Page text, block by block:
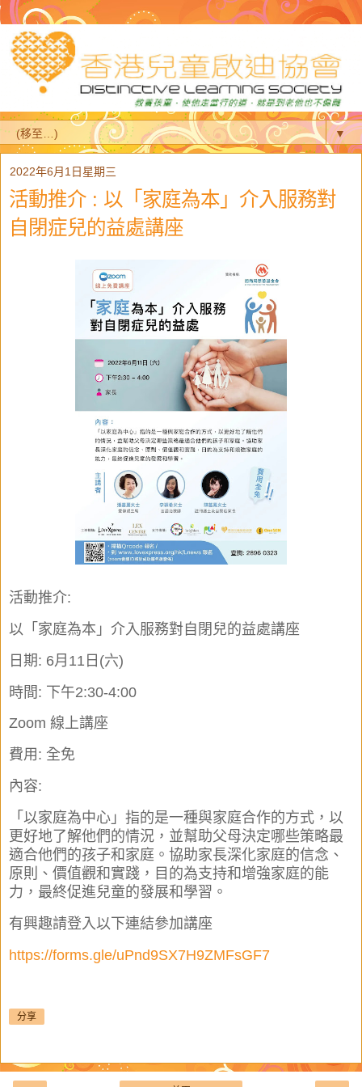
▼
2022年6月1日星期三
活動推介 : 以「家庭為本」介入服務對
自閉症兒的益處講座
活動推介:
以「家庭為本」介入服務對自閉兒的益處講座
日期: 6月11日(六)
時間: 下午2:30-4:00
Zoom 線上講座
費用: 全免
內容:
「以家庭為中心」指的是一種與家庭合作的方式，以
更好地了解他們的情況，並幫助父母決定哪些策略最
適合他們的孩子和家庭。協助家長深化家庭的信念、
原則、價值觀和實踐，目的為支持和增強家庭的能
力，最終促進兒童的發展和學習。
有興趣請登入以下連結參加講座
https://forms.gle/uPnd9SX7H9ZMFsGF7
分享